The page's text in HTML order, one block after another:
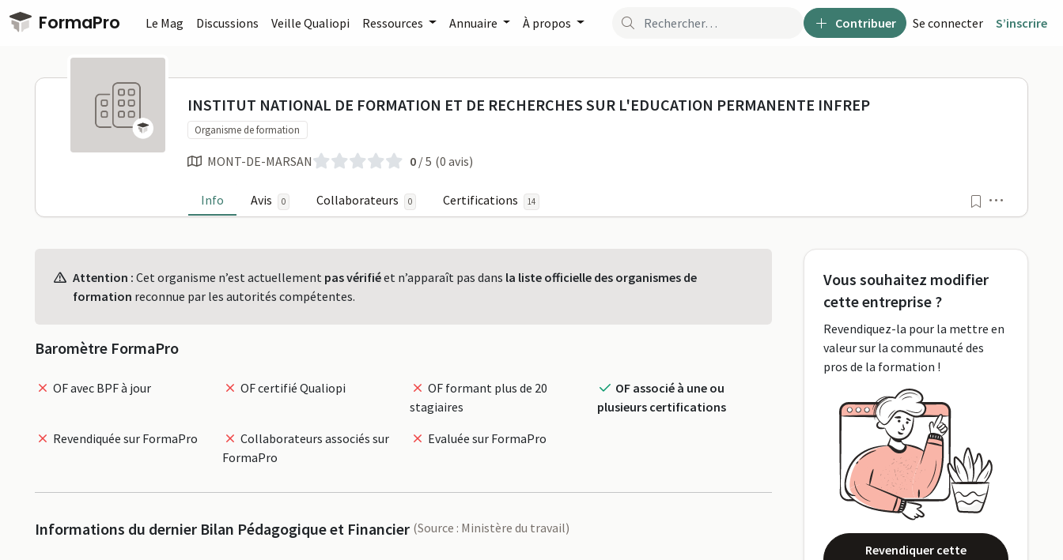
Passer au contenu principal
FormaPro Contribuer Se connecter S’inscrire
Le Mag Discussions Veille Qualiopi Ressources Annuaire À propos
INSTITUT NATIONAL DE FORMATION ET DE RECHERCHES SUR
INSTITUT NATIONAL DE FORMATION ET DE RECHERCHES SUR L'EDUCATION PERMANENTE INFREP
Organisme de formation
MONT-DE-MARSAN 0 / 5 (0 avis)
Info Avis 0 Collaborateurs 0 Certifications 14
ProfilAttention : Cet organisme n’est actuellement pas vérifiéet n’apparaît pas dans la liste officielle des organismes de
formation reconnue par les autorités compétentes.
Baromètre FormaPro
OF avec BPF à jour OF certifié Qualiopi
OF formant plus de 20
stagiaires
OF associé à une ou
plusieurs certifications
Revendiquée sur FormaPro
Collaborateurs associés sur
FormaPro
Evaluée sur FormaPro
Informations du dernier Bilan Pédagogique et Financier (Source : Ministère du travail)
Vous souhaitez modifier
cette entreprise ?
Revendiquez-la pour la mettre en
valeur sur la communauté des
pros de la formation !
Revendiquer cette